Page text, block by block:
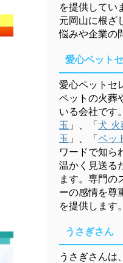
を提供してい
元岡山に根ざ
悩みや企業の
愛心ペット
愛心ペットセ
ペットの火葬
いる会社です
玉 」、「犬 火
玉 」、「ペッ
ワードで知ら
温かく見送る
ます。専門の
ーの感情を尊
を提供します。
うさぎさん
うさぎさんは、